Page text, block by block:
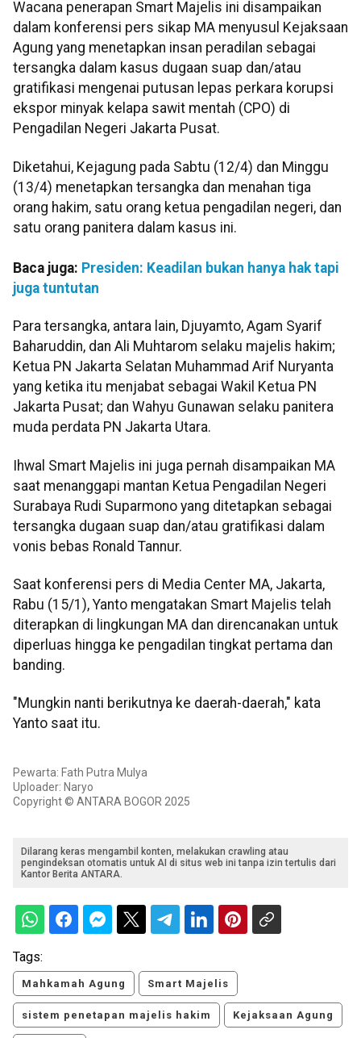
Wacana penerapan Smart Majelis ini disampaikan
dalam konferensi pers sikap MA menyusul Kejaksaan
Agung yang menetapkan insan peradilan sebagai
tersangka dalam kasus dugaan suap dan/atau
gratifikasi mengenai putusan lepas perkara korupsi
ekspor minyak kelapa sawit mentah (CPO) di
Pengadilan Negeri Jakarta Pusat.
Diketahui, Kejagung pada Sabtu (12/4) dan Minggu
(13/4) menetapkan tersangka dan menahan tiga
orang hakim, satu orang ketua pengadilan negeri, dan
satu orang panitera dalam kasus ini.
Baca juga: Presiden: Keadilan bukan hanya hak tapi
juga tuntutan
Para tersangka, antara lain, Djuyamto, Agam Syarif
Baharuddin, dan Ali Muhtarom selaku majelis hakim;
Ketua PN Jakarta Selatan Muhammad Arif Nuryanta
yang ketika itu menjabat sebagai Wakil Ketua PN
Jakarta Pusat; dan Wahyu Gunawan selaku panitera
muda perdata PN Jakarta Utara.
Ihwal Smart Majelis ini juga pernah disampaikan MA
saat menanggapi mantan Ketua Pengadilan Negeri
Surabaya Rudi Suparmono yang ditetapkan sebagai
tersangka dugaan suap dan/atau gratifikasi dalam
vonis bebas Ronald Tannur.
Saat konferensi pers di Media Center MA, Jakarta,
Rabu (15/1), Yanto mengatakan Smart Majelis telah
diterapkan di lingkungan MA dan direncanakan untuk
diperluas hingga ke pengadilan tingkat pertama dan
banding.
"Mungkin nanti berikutnya ke daerah-daerah," kata
Yanto saat itu.
Pewarta: Fath Putra Mulya
Uploader: Naryo
Copyright © ANTARA BOGOR 2025
Dilarang keras mengambil konten, melakukan crawling atau
pengindeksan otomatis untuk AI di situs web ini tanpa izin tertulis dari
Kantor Berita ANTARA.
Tags:
Mahkamah Agung Smart Majelis
sistem penetapan majelis hakim Kejaksaan Agung